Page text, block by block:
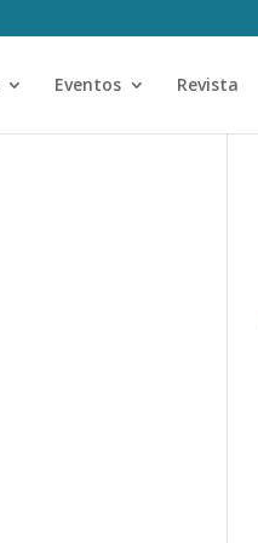
Eventos Revista